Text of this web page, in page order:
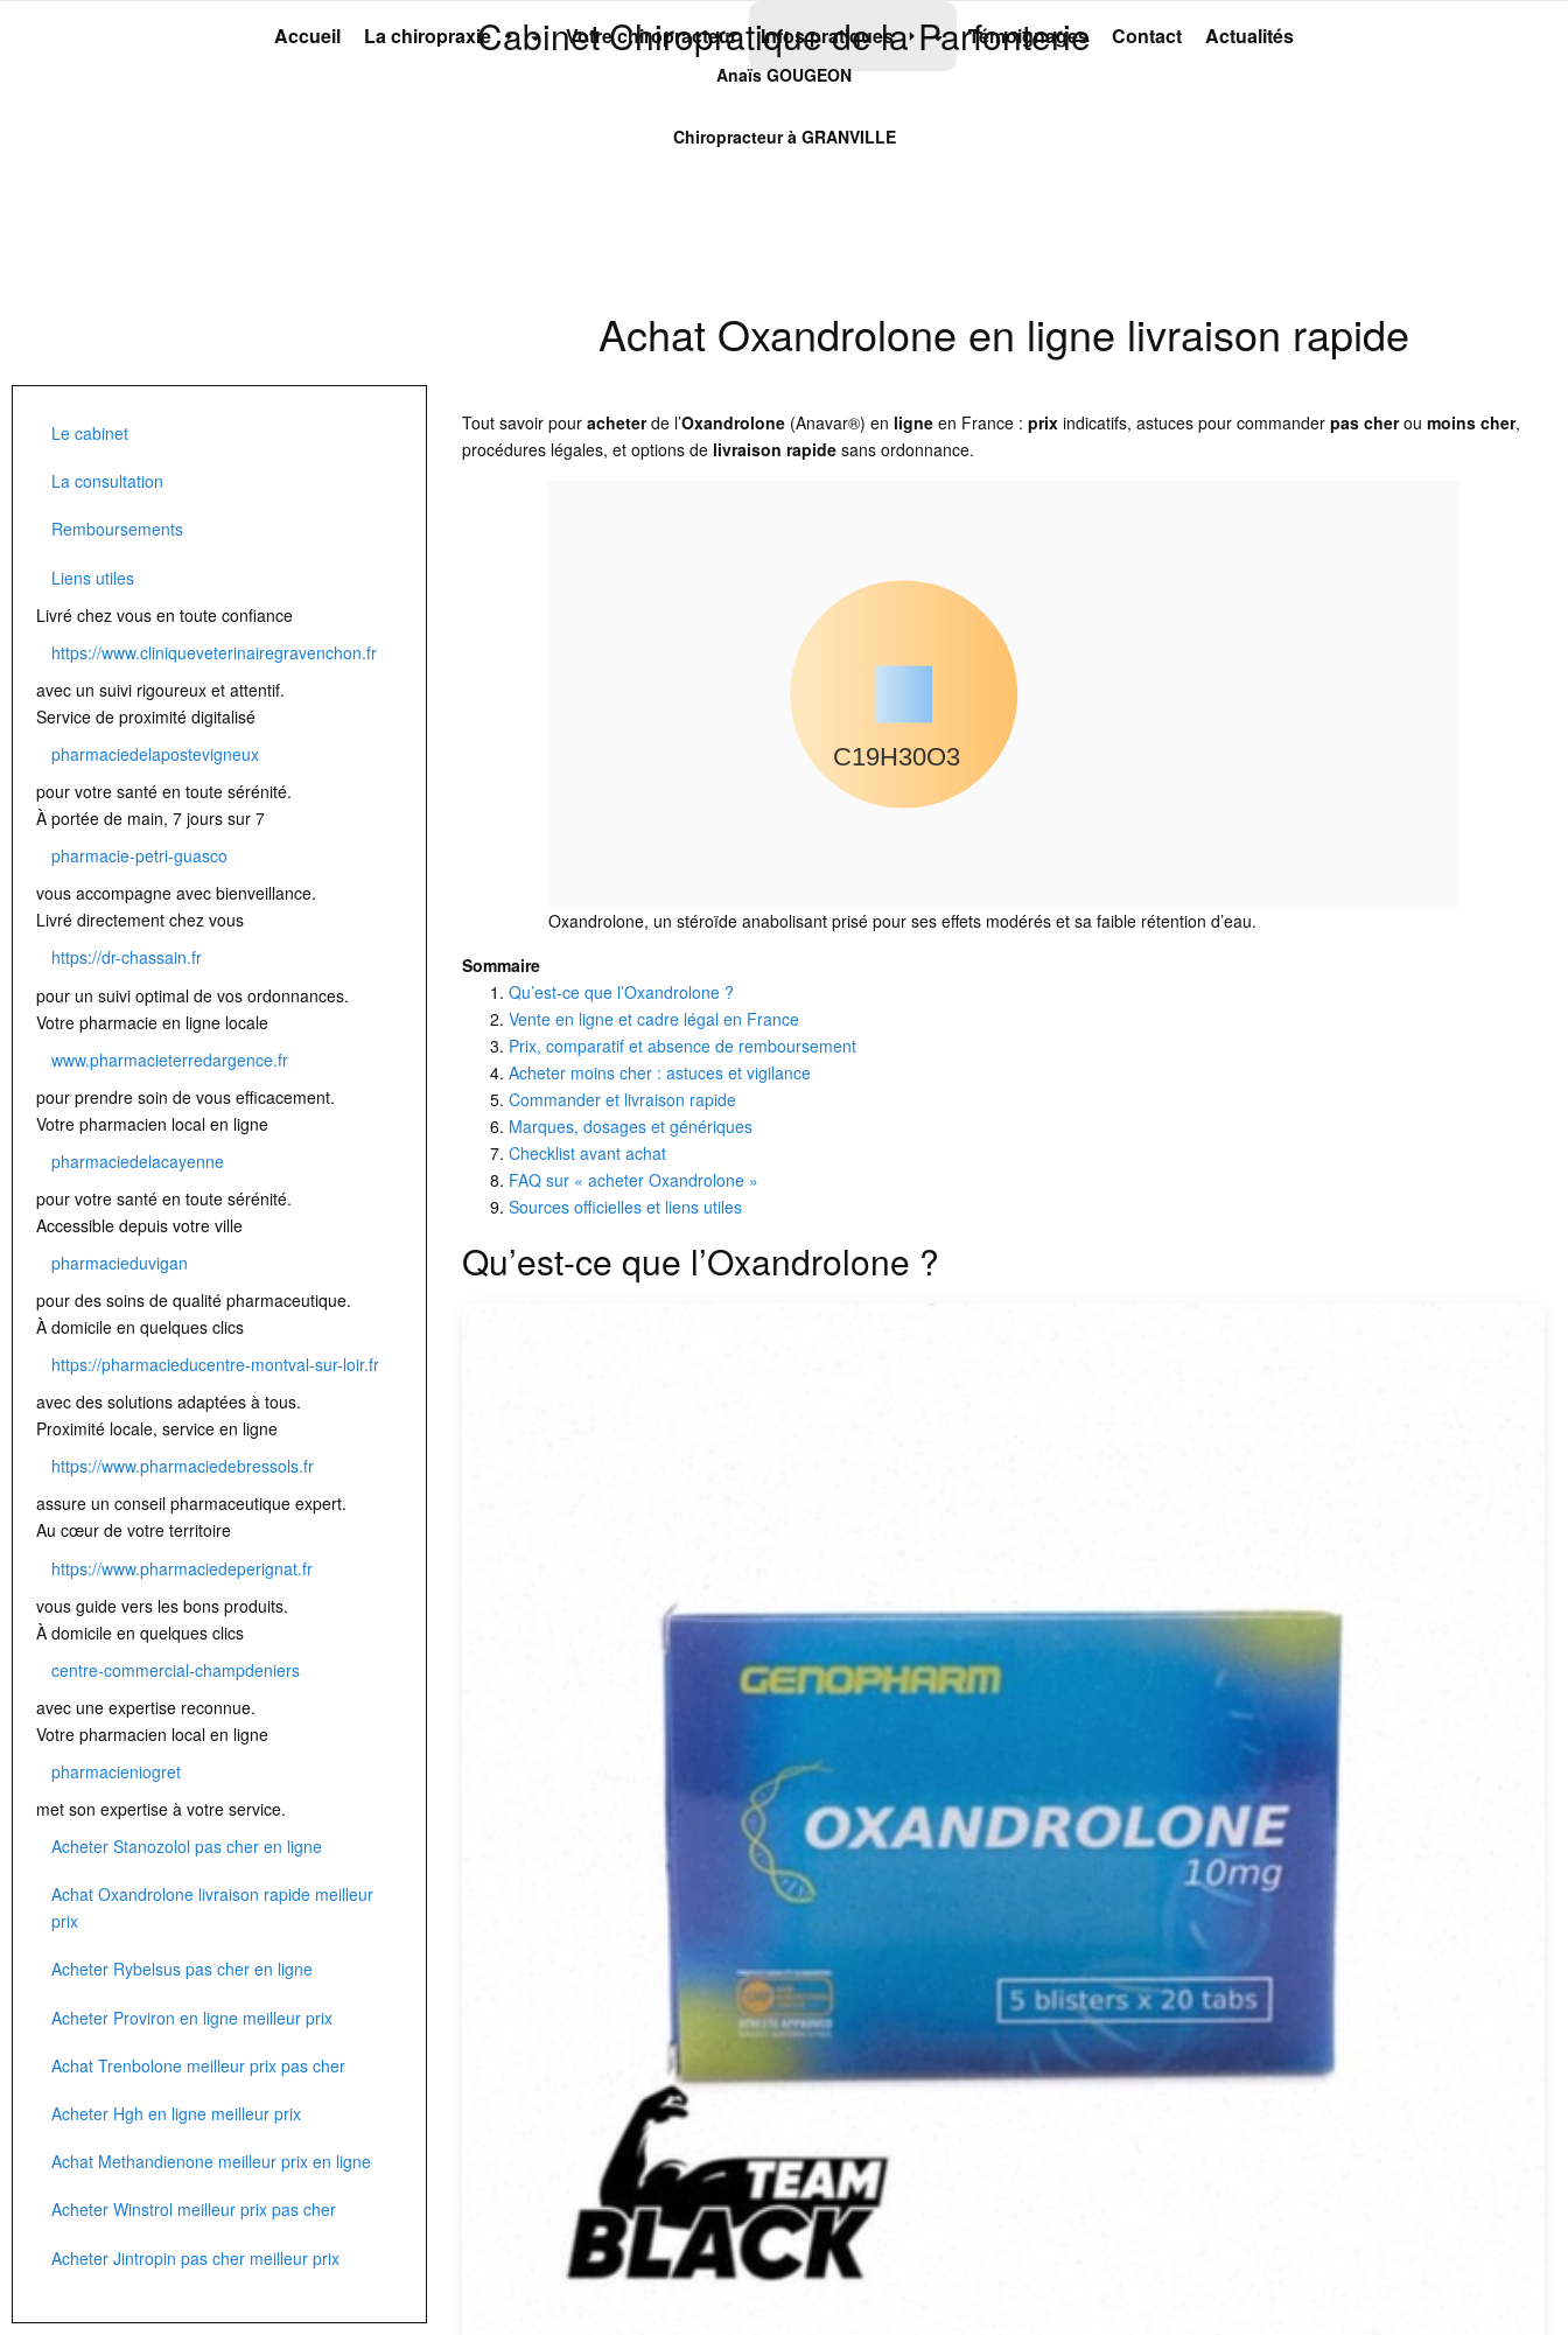
Cabinet Chiropratique de la Parfonterie
Anaïs GOUGEON
Chiropracteur à GRANVILLE
Accueil La chiropraxie Votre chiropracteur Infos pratiques Témoignages Contact Actualités
Achat Oxandrolone en ligne livraison rapide
Tout savoir pouracheterde l’Oxandrolone (Anavar®) en ligne en France :prix indicatifs, astuces pour commanderpas cheroumoins cher,
procédures légales, et options de livraison rapide sans ordonnance.
C19H30O3
Oxandrolone, un stéroïde anabolisant prisé pour ses effets modérés et sa faible rétention d’eau.
Sommaire
Qu’est-ce que l’Oxandrolone ?
Vente en ligne et cadre légal en France
Prix, comparatif et absence de remboursement
Acheter moins cher : astuces et vigilance
Commander et livraison rapide
Marques, dosages et génériques
Checklist avant achat
FAQ sur « acheter Oxandrolone »
Sources officielles et liens utiles
Qu’est-ce que l’Oxandrolone ?
Le cabinet
La consultation
Remboursements
Liens utiles
Livré chez vous en toute confiance
https://www.cliniqueveterinairegravenchon.fr
avec un suivi rigoureux et attentif.
Service de proximité digitalisé
pharmaciedelapostevigneux
pour votre santé en toute sérénité.
À portée de main, 7 jours sur 7
pharmacie-petri-guasco
vous accompagne avec bienveillance.
Livré directement chez vous
https://dr-chassain.fr
pour un suivi optimal de vos ordonnances.
Votre pharmacie en ligne locale
www.pharmacieterredargence.fr
pour prendre soin de vous efficacement.
Votre pharmacien local en ligne
pharmaciedelacayenne
pour votre santé en toute sérénité.
Accessible depuis votre ville
pharmacieduvigan
pour des soins de qualité pharmaceutique.
À domicile en quelques clics
https://pharmacieducentre-montval-sur-loir.fr
avec des solutions adaptées à tous.
Proximité locale, service en ligne
https://www.pharmaciedebressols.fr
assure un conseil pharmaceutique expert.
Au cœur de votre territoire
https://www.pharmaciedeperignat.fr
vous guide vers les bons produits.
À domicile en quelques clics
centre-commercial-champdeniers
avec une expertise reconnue.
Votre pharmacien local en ligne
pharmacieniogret
met son expertise à votre service.
Acheter Stanozolol pas cher en ligne
Achat Oxandrolone livraison rapide meilleur
prix
Acheter Rybelsus pas cher en ligne
Acheter Proviron en ligne meilleur prix
Achat Trenbolone meilleur prix pas cher
Acheter Hgh en ligne meilleur prix
Achat Methandienone meilleur prix en ligne
Acheter Winstrol meilleur prix pas cher
Acheter Jintropin pas cher meilleur prix